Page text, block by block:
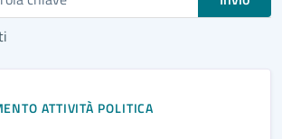
ATTIVITÀ POLITICA